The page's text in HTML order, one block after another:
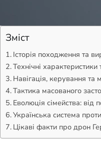
Зміст
Історія походження та
Технічні характеристики
Навігація, керування та
Тактика масованого
Еволюція сімейства:
Українська система
Цікаві факти про дрон